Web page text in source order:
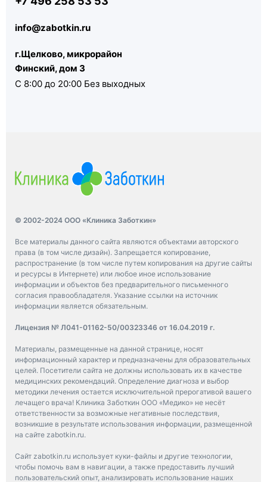
info@zabotkin.ru
г.Щелково, микрорайон
Финский, дом 3
С 8:00 до 20:00 Без выходных
© 2002-2024 ООО «Клиника Заботкин»
Все материалы данного сайта являются объектами авторского
права (в том числе дизайн). Запрещается копирование,
распространение (в том числе путем копирования на другие сайты
и ресурсы в Интернете) или любое иное использование
информации и объектов без предварительного письменного
согласия правообладателя. Указание ссылки на источник
информации является обязательным.
Лицензия № Л041-01162-50/00323346 от 16.04.2019 г.
Материалы, размещенные на данной странице, носят
информационный характер и предназначены для образовательных
целей. Посетители сайта не должны использовать их в качестве
медицинских рекомендаций. Определение диагноза и выбор
методики лечения остается исключительной прерогативой вашего
лечащего врача! Клиника Заботкин ООО «Медико» не несёт
ответственности за возможные негативные последствия,
возникшие в результате использования информации, размещенной
на сайте zabotkin.ru.
Сайт zabotkin.ru использует куки-файлы и другие технологии,
чтобы помочь вам в навигации, а также предоставить лучший
пользовательский опыт, анализировать использование наших